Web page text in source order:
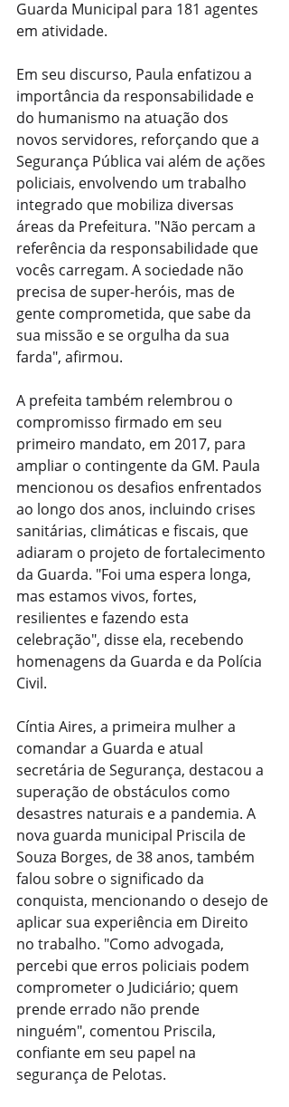
Guarda Municipal para 181 agentes
em atividade.
Em seu discurso, Paula enfatizou a
importância da responsabilidade e
do humanismo na atuação dos
novos servidores, reforçando que a
Segurança Pública vai além de ações
policiais, envolvendo um trabalho
integrado que mobiliza diversas
áreas da Prefeitura. "Não percam a
referência da responsabilidade que
vocês carregam. A sociedade não
precisa de super-heróis, mas de
gente comprometida, que sabe da
sua missão e se orgulha da sua
farda", afirmou.
A prefeita também relembrou o
compromisso firmado em seu
primeiro mandato, em 2017, para
ampliar o contingente da GM. Paula
mencionou os desafios enfrentados
ao longo dos anos, incluindo crises
sanitárias, climáticas e fiscais, que
adiaram o projeto de fortalecimento
da Guarda. "Foi uma espera longa,
mas estamos vivos, fortes,
resilientes e fazendo esta
celebração", disse ela, recebendo
homenagens da Guarda e da Polícia
Civil.
Cíntia Aires, a primeira mulher a
comandar a Guarda e atual
secretária de Segurança, destacou a
superação de obstáculos como
desastres naturais e a pandemia. A
nova guarda municipal Priscila de
Souza Borges, de 38 anos, também
falou sobre o significado da
conquista, mencionando o desejo de
aplicar sua experiência em Direito
no trabalho. "Como advogada,
percebi que erros policiais podem
comprometer o Judiciário; quem
prende errado não prende
ninguém", comentou Priscila,
confiante em seu papel na
segurança de Pelotas.